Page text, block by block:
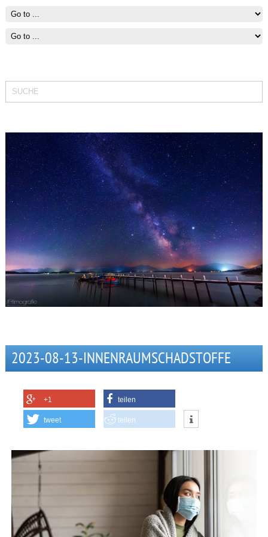
2023-08-13-INNENRAUMSCHADSTOFFE
+1 teilen
tweet teilen